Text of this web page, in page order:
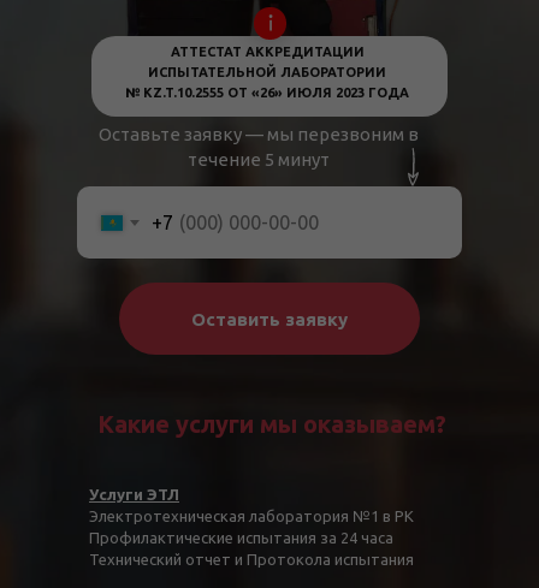
Услуги ЭТЛ
Электротехническая лаборатория №1 в РК
Профилактические испытания за 24 часа
Технический отчет и Протокола испытания
Какие услуги мы оказываем?
АТТЕСТАТ АККРЕДИТАЦИИ
ИСПЫТАТЕЛЬНОЙ ЛАБОРАТОРИИ
№ KZ.T.10.2555 ОТ «26» ИЮЛЯ 2023 ГОДА
+7
Оставить заявку
Оставьте заявку — мы перезвоним в
течение 5 минут